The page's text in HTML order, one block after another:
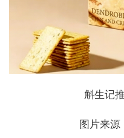
斛生记
图片来源